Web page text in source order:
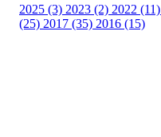
2025 (3) 2023 (2) 2022 (11)
(25) 2017 (35) 2016 (15)